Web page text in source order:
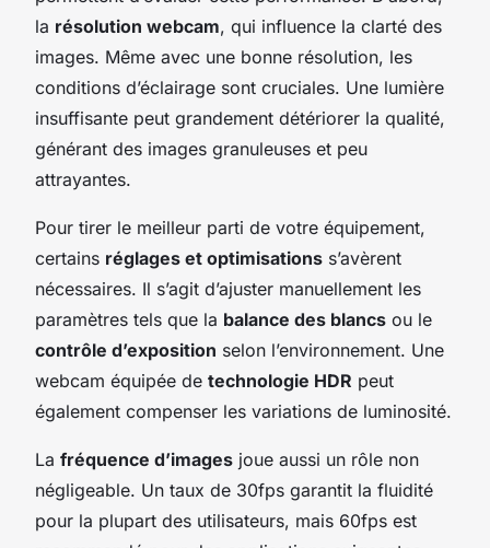
la résolution webcam, qui influence la clarté des
images. Même avec une bonne résolution, les
conditions d’éclairage sont cruciales. Une lumière
insuffisante peut grandement détériorer la qualité,
générant des images granuleuses et peu
attrayantes.
Pour tirer le meilleur parti de votre équipement,
certains réglages et optimisations s’avèrent
nécessaires. Il s’agit d’ajuster manuellement les
paramètres tels que la balance des blancs ou le
contrôle d’exposition selon l’environnement. Une
webcam équipée de technologie HDR peut
également compenser les variations de luminosité.
La fréquence d’images joue aussi un rôle non
négligeable. Un taux de 30fps garantit la fluidité
pour la plupart des utilisateurs, mais 60fps est